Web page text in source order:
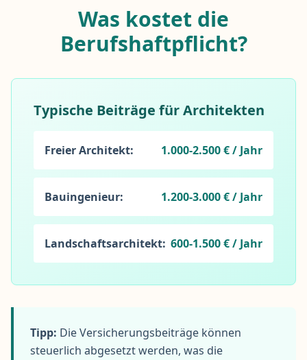
Was kostet die
Berufshaftpflicht?
Typische Beiträge für Architekten
Freier Architekt: 1.000-2.500 € / Jahr
Bauingenieur: 1.200-3.000 € / Jahr
Landschaftsarchitekt: 600-1.500 € / Jahr
Tipp: Die Versicherungsbeiträge können
steuerlich abgesetzt werden, was die